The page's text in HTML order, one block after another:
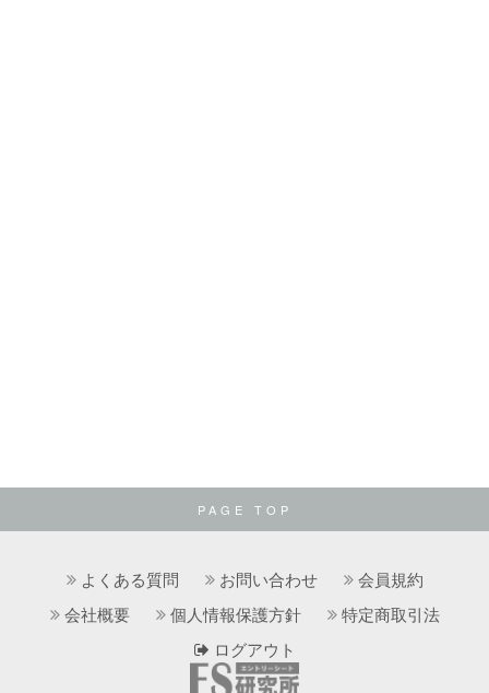
PAGE TOP
よくある質問 お問い合わせ
会員規約
会社概要
個人情報保護方針
特定商取引法
ログアウト